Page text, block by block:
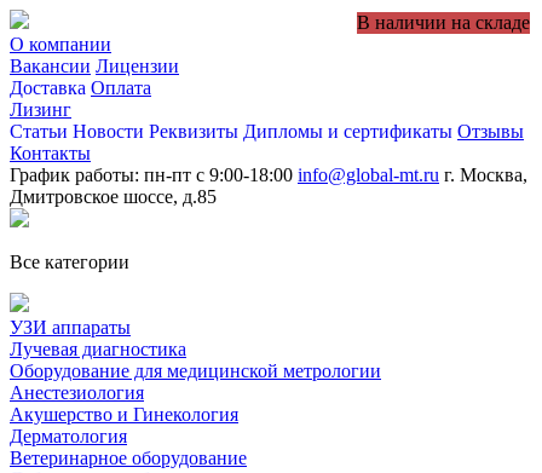
О компании
Вакансии Лицензии
Доставка Оплата
Лизинг
Статьи Новости Реквизиты Дипломы и сертификаты Отзывы
Контакты
График работы: пн-пт с 9:00-18:00 info@global-mt.ru г. Москва,
Дмитровское шоссе, д.85
Все категории
УЗИ аппараты
Лучевая диагностика
Оборудование для медицинской метрологии
Анестезиология
Акушерство и Гинекология
Дерматология
Ветеринарное оборудование
В наличии на складе